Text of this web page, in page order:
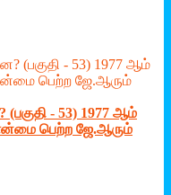
- 53) 1977 ஆம்
பெற்ற ஜே.ஆரும்